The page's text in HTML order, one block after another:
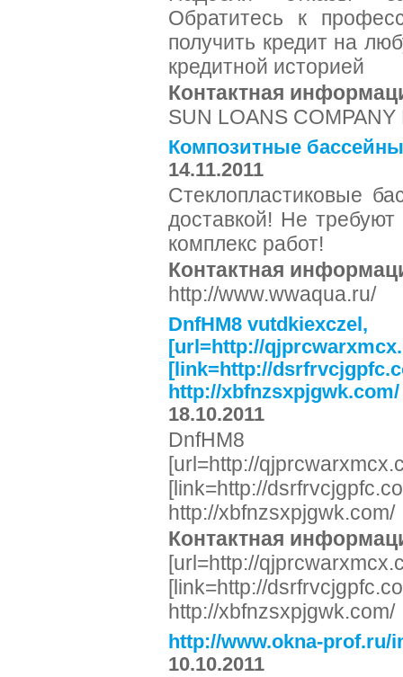
Обратитесь к
получить кредит на
кредитной историей
Контактная
SUN LOANS
Композитные бассейны
14.11.2011
Стеклопластиковые
доставкой! Не
комплекс работ!
Контактная
http://www.wwaqua.ru/
DnfHM8 vutdkiexczel,
[url=http://
[link=http://
http://xbfnzsxpjgwk.com/
18.10.2011
DnfHM8
[url=http://
[link=http://
http://xbfnzsxpjgwk.com/
Контактная
[url=http://
[link=http://
http://xbfnzsxpjgwk.com/
http://www.okna-prof.ru/
10.10.2011